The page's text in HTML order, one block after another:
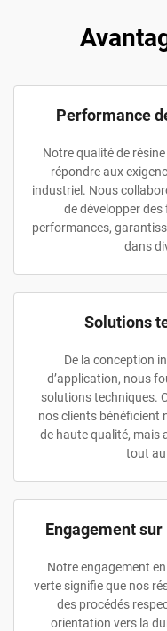
Performance
Notre qualité de
répondre aux
industriel. Nous
de développer
performances,
dans
Solutions
De la conception
d’application, nous
solutions techniques.
nos clients bénéficient
de haute qualité, mais
tout au
Engagement
Notre engagement
verte signifie que nos
des procédés
orientation vers la